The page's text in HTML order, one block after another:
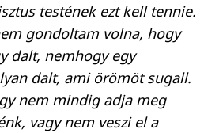
testének ezt kell tennie.
gondoltam volna, hogy
dalt, nemhogy egy
dalt, ami örömöt sugall.
nem mindig adja meg
vagy nem veszi el a